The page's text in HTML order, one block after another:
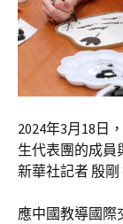
2024年3月18日
生代表團的成員
新華社記者 殷剛
應中國教導國際